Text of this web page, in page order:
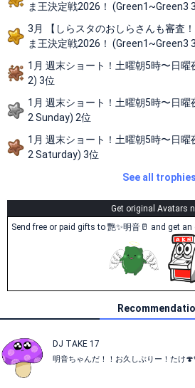
ま王決定戦2026！ (Green1~Green3
3月 【しらスタのおしらさんも審査！
ま王決定戦2026！ (Green1~Green3
1月 週末ショート！土曜朝5時〜日
2) 3位
1月 週末ショート！土曜朝5時〜日
2 Sunday) 2位
1月 週末ショート！土曜朝5時〜日
2 Saturday) 3位
See all trophies
Get original Avatars
Send free or paid gifts to 艷✨明音🥛 and get
DJ TAKE 17
明音ちゃんだ！！お久しぶりー！たけ